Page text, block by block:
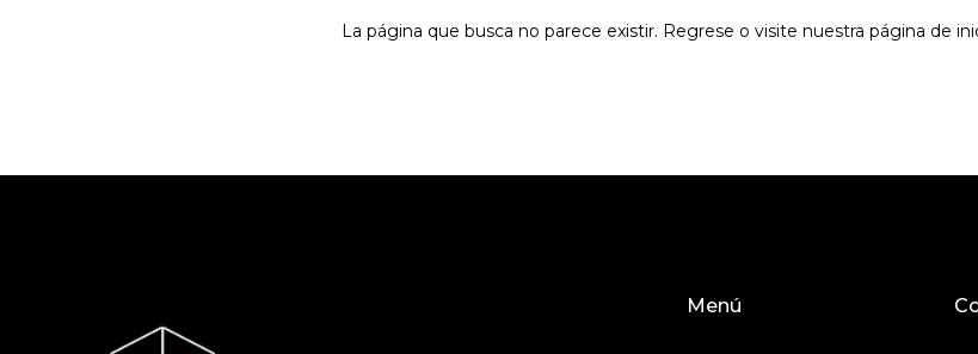
La página que busca no parece existir. Regrese o visite nuestra página de
Menú